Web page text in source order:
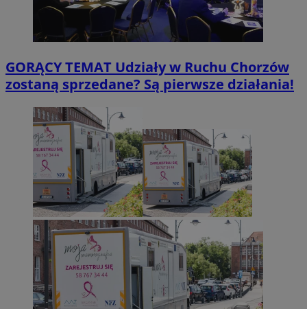
GORĄCY TEMAT Udziały w Ruchu Chorzów
zostaną sprzedane? Są pierwsze działania!